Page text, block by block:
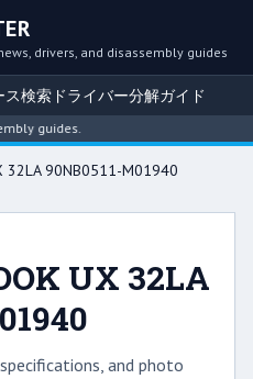
drivers, and disassembly guides
ス検索 ドライバー分解ガイド
guides.
32LA 90NB0511-M01940
UX 32LA
and photo